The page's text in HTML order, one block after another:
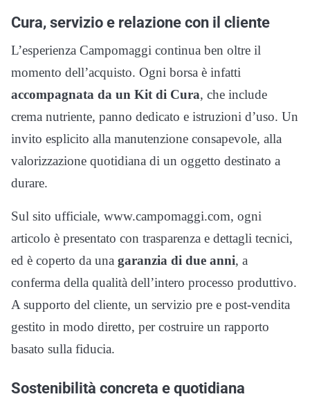
Cura, servizio e relazione con il cliente
L’esperienza Campomaggi continua ben oltre il
momento dell’acquisto. Ogni borsa è infatti
accompagnata da un Kit di Cura, che include
crema nutriente, panno dedicato e istruzioni d’uso. Un
invito esplicito alla manutenzione consapevole, alla
valorizzazione quotidiana di un oggetto destinato a
durare.
Sul sito ufficiale, www.campomaggi.com, ogni
articolo è presentato con trasparenza e dettagli tecnici,
ed è coperto da una garanzia di due anni, a
conferma della qualità dell’intero processo produttivo.
A supporto del cliente, un servizio pre e post-vendita
gestito in modo diretto, per costruire un rapporto
basato sulla fiducia.
Sostenibilità concreta e quotidiana